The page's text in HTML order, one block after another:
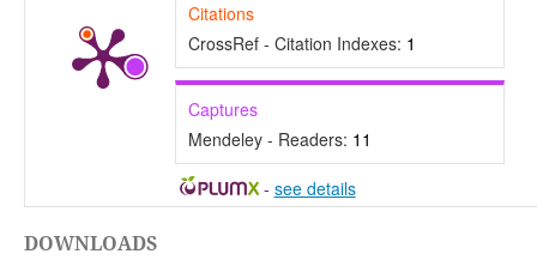
Citations
CrossRef - Citation Indexes: 1
Captures
Mendeley - Readers: 11
- see details
DOWNLOADS